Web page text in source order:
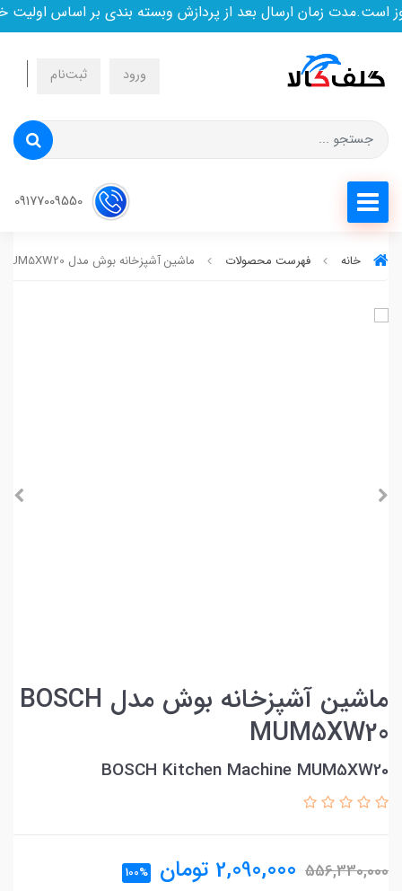
زمان ارسال بعد از پردازش وبسته بندی بر اساس اولیت خرید
ورود ثبت‌نام
خانه فهرست محصولات ماشین آشپزخانه بوش مدل BOSCH MUM5XW20
ماشین آشپزخانه بوش مدل BOSCH
MUM5XW20
BOSCH Kitchen Machine MUM5XW20
556,330,000
2,090,000 تومان 100%